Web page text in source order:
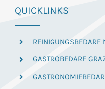
QUICKLINKS
REINIGUNGSBEDARF
GASTROBEDARF